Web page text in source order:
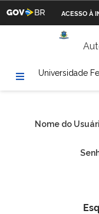
ACESSO À
Ministério da Defesa
Ministério da Agricultura,
Universidade
Nome do